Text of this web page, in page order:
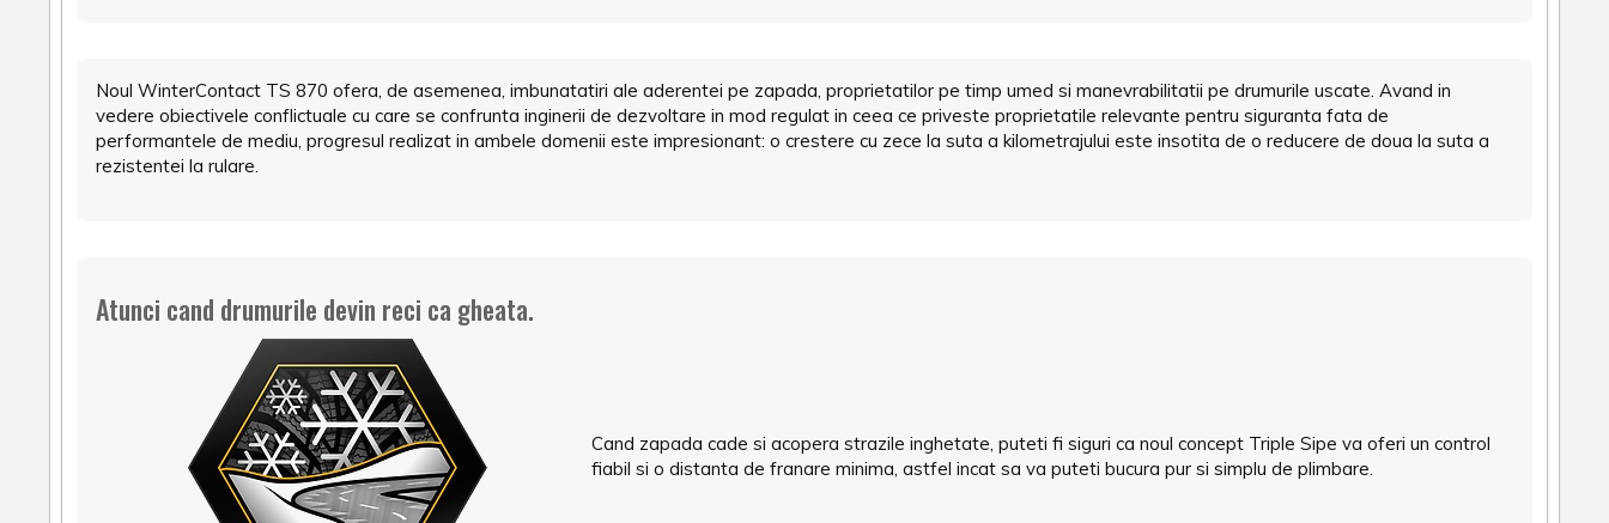
Noul WinterContact TS 870 ofera, de asemenea, imbunatatiri ale aderentei pe zapada, proprietatilor pe timp umed si manevrabilitatii pe drumurile uscate. Avand in
vedere obiectivele conflictuale cu care se confrunta inginerii de dezvoltare in mod regulat in ceea ce priveste proprietatile relevante pentru siguranta fata de
performantele de mediu, progresul realizat in ambele domenii este impresionant: o crestere cu zece la suta a kilometrajului este insotita de o reducere de doua la suta a
rezistentei la rulare.
Atunci cand drumurile devin reci ca gheata.
Cand zapada cade si acopera strazile inghetate, puteti fi siguri ca noul concept Triple Sipe va oferi un control
fiabil si o distanta de franare minima, astfel incat sa va puteti bucura pur si simplu de plimbare.